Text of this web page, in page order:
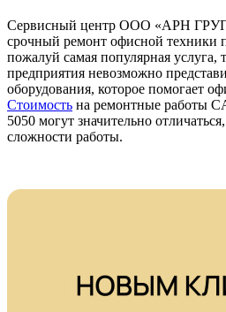
Сервисный центр ООО «АРН
срочный ремонт офисной техники
пожалуй самая популярная услуга,
предприятия невозможно
оборудования, которое помогает
Стоимость на ремонтные работы
5050 могут значительно
сложности работы.